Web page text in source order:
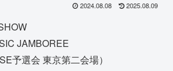
2024.08.08 2025.08.09
JAMBOREE
予選会 東京第二会場）